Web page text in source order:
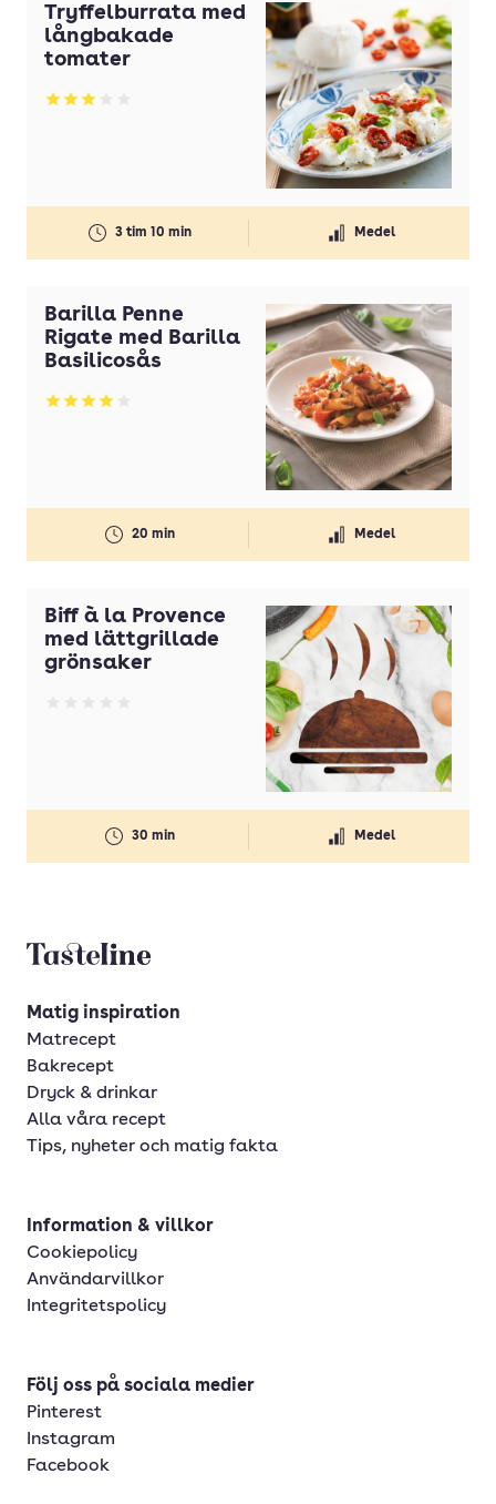
Tryffelburrata med
långbakade
tomater
Betyg: 3 av 5
3 tim 10 min Medel
Barilla Penne
Rigate med Barilla
Basilicosås
Betyg: 4 av 5
20 min Medel
Biff à la Provence
med lättgrillade
grönsaker
30 min Medel
Tasteline startsida
Matig inspiration
Matrecept
Bakrecept
Dryck & drinkar
Alla våra recept
Tips, nyheter och matig fakta
Information & villkor
Cookiepolicy
Användarvillkor
Integritetspolicy
Följ oss på sociala medier
Pinterest
Instagram
Facebook